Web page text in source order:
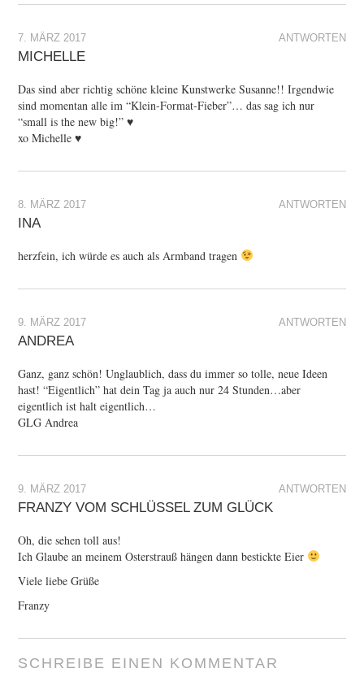
ANTWORTEN
7. MÄRZ 2017
MICHELLE
Das sind aber richtig schöne kleine Kunstwerke Susanne!! Irgendwie
sind momentan alle im “Klein-Format-Fieber”… das sag ich nur
“small is the new big!” ♥
xo Michelle ♥
ANTWORTEN
8. MÄRZ 2017
INA
herzfein, ich würde es auch als Armband tragen
ANTWORTEN
9. MÄRZ 2017
ANDREA
Ganz, ganz schön! Unglaublich, dass du immer so tolle, neue Ideen
hast! “Eigentlich” hat dein Tag ja auch nur 24 Stunden…aber
eigentlich ist halt eigentlich…
GLG Andrea
ANTWORTEN
9. MÄRZ 2017
FRANZY VOM SCHLÜSSEL ZUM GLÜCK
Oh, die sehen toll aus!
Ich Glaube an meinem Osterstrauß hängen dann bestickte Eier
Viele liebe Grüße
Franzy
SCHREIBE EINEN KOMMENTAR